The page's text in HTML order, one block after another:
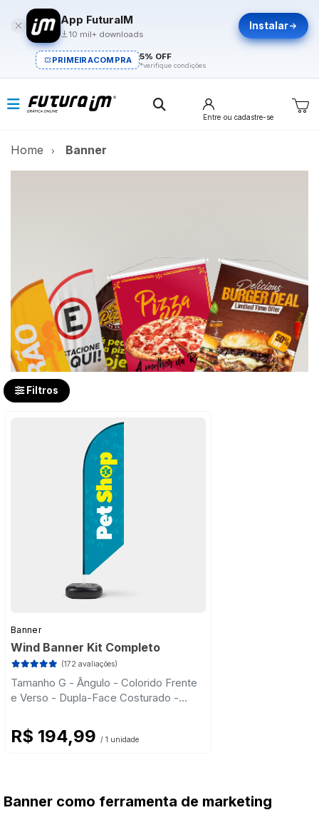
App FuturaIM
10 mil+ downloads
Instalar
PRIMEIRACOMPRA 5% OFF
*verifique condições
Entre ou cadastre-se
Home Banner
Filtros
Banner
Wind Banner Kit Completo
(172 avaliações)
Tamanho G - Ângulo - Colorido Frente
e Verso - Dupla-Face Costurado -
Curva
R$ 194,99 / 1 unidade
Banner como ferramenta de marketing